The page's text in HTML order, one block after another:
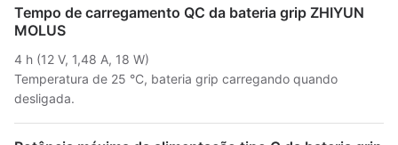
Tempo de carregamento QC da bateria grip ZHIYUN
MOLUS
4 h (12 V, 1,48 A, 18 W)
Temperatura de 25 °C, bateria grip carregando quando
desligada.